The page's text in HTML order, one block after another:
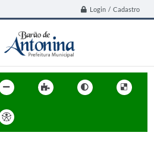
Login / Cadastro